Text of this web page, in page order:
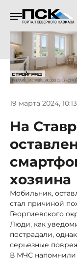
19 марта 2024, 10:13
На
хозяина
Мобильник,
стал причиной
Георгиевского
Люди, как
пострадали,
серьезные
В МЧС напомнили